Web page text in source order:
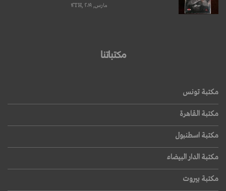
مارس, ۱۲TH, ۲۰۱۹
مكتباتنا
مكتبة تونس
مكتبة القاهرة
مكتبة اسطنبول
مكتبة الدار البيضاء
مكتبة بيروت